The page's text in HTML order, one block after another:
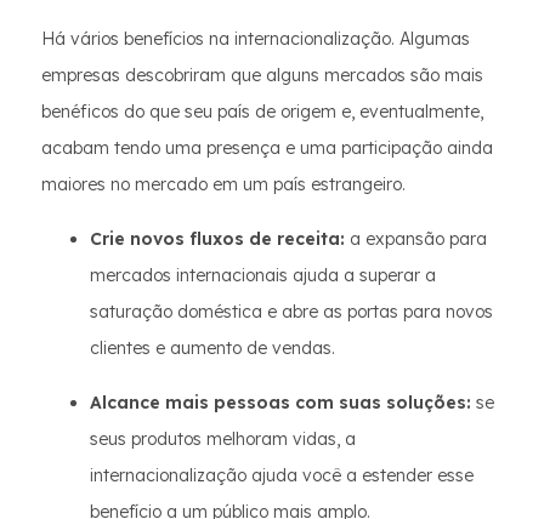
Há vários benefícios na internacionalização. Algumas
empresas descobriram que alguns mercados são mais
benéficos do que seu país de origem e, eventualmente,
acabam tendo uma presença e uma participação ainda
maiores no mercado em um país estrangeiro.
Crie novos fluxos de receita: a expansão para
mercados internacionais ajuda a superar a
saturação doméstica e abre as portas para novos
clientes e aumento de vendas.
Alcance mais pessoas com suas soluções: se
seus produtos melhoram vidas, a
internacionalização ajuda você a estender esse
benefício a um público mais amplo.